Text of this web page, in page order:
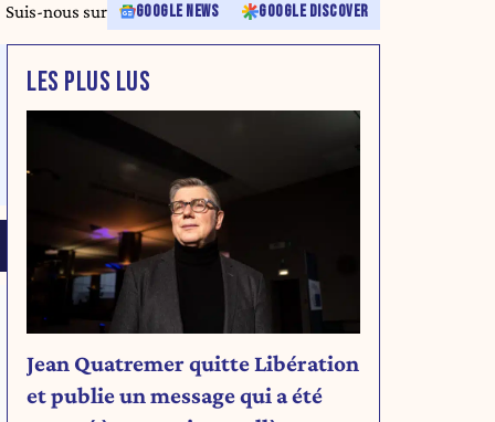
Suis-nous sur GOOGLE NEWS GOOGLE DISCOVER
LES PLUS LUS
Jean Quatremer quitte Libération
et publie un message qui a été